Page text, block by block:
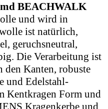
BEACHWALK
und wird in
ist natürlich,
geruchsneutral,
Die Verarbeitung ist
den Kanten, robuste
und Edelstahl-
Kentkragen Form und
Kragenkerbe und